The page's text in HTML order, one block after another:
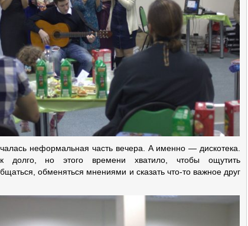
неформальная часть вечера. А именно — дискотека.
долго, но этого времени хватило, чтобы ощутить
обменяться мнениями и сказать что-то важное друг